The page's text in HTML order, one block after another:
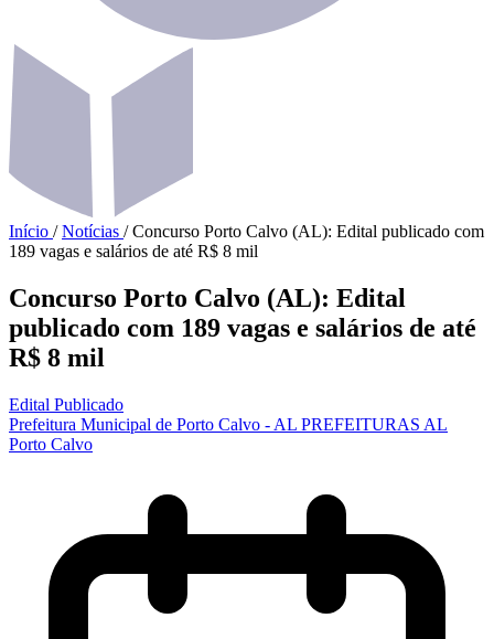
Início / Notícias / Concurso Porto Calvo (AL): Edital publicado com
189 vagas e salários de até R$ 8 mil
Concurso Porto Calvo (AL): Edital
publicado com 189 vagas e salários de até
R$ 8 mil
Edital Publicado
Prefeitura Municipal de Porto Calvo - AL PREFEITURAS AL
Porto Calvo